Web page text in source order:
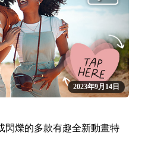
2023年9月14日
閃爍的多款有趣全新動畫特